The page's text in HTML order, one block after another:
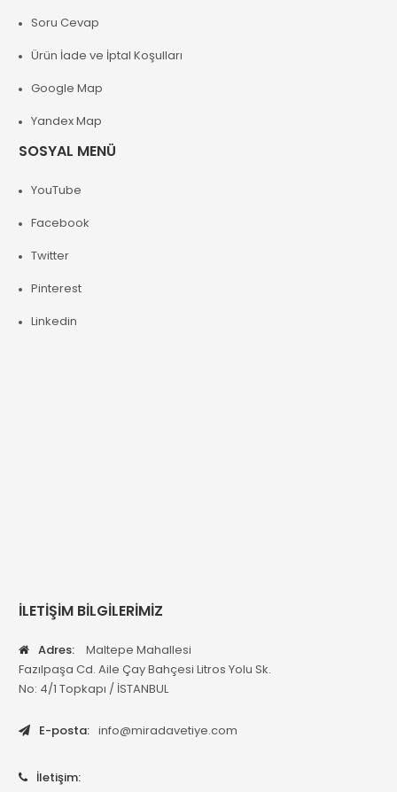
Soru Cevap
Ürün İade ve İptal Koşulları
Google Map
Yandex Map
SOSYAL MENÜ
YouTube
Facebook
Twitter
Pinterest
Linkedin
İLETİŞİM BİLGİLERİMİZ
Adres:
Maltepe Mahallesi
Fazılpaşa Cd. Aile Çay Bahçesi Litros Yolu Sk.
No: 4/1 Topkapı / İSTANBUL
E-posta: info@miradavetiye.com
İletişim: